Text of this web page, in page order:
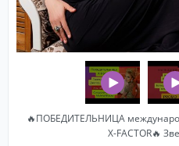
🔥ПОБЕДИТЕЛЬНИЦА
X-FACTOR🔥